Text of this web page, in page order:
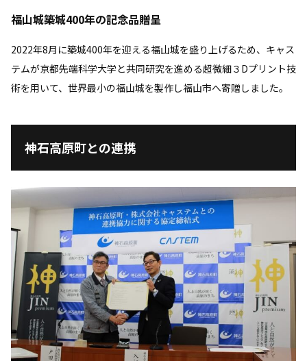
福山城築城400年の記念品贈呈
2022年8月に築城400年を迎える福山城を盛り上げるため、キャス
テムが京都先端科学大学と共同研究を進める超微細３Dプリント技
術を用いて、世界最小の福山城を製作し福山市へ寄贈しました。
神石高原町との連携